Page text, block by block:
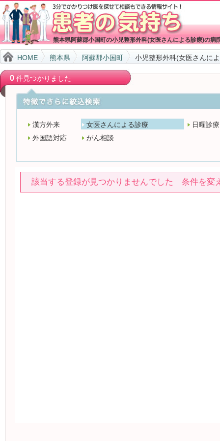
熊本県阿蘇郡小国町の小児整形外科(女医さんによる診療)の病
HOME 熊本県 阿蘇郡小国町 小児整形外科(女医さんに
0件見つかりました
漢方外来 女医さんによる診療
日曜診療
外国語対応
がん相談
該当する登録が見つかりませんでした 条件を